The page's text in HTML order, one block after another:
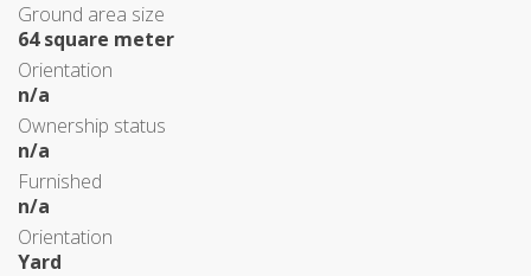
Ground area size
64 square meter
Orientation
n/a
Ownership status
n/a
Furnished
n/a
Orientation
Yard